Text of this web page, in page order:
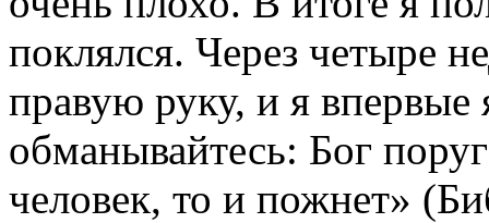
поклялся. Через четыре
правую руку, и я
обманывайтесь: Бог
человек, то и пожнет»